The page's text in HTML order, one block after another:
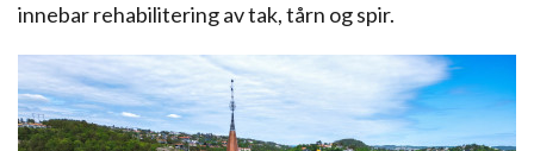
innebar rehabilitering av tak, tårn og spir.